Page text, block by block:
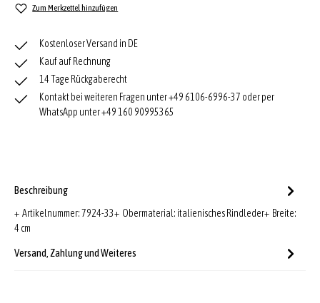
Zum Merkzettel hinzufügen
Kostenloser Versand in DE
Kauf auf Rechnung
14 Tage Rückgaberecht
Kontakt bei weiteren Fragen unter +49 6106-6996-37 oder per
WhatsApp unter +49 160 90995365
Beschreibung
+ Artikelnummer: 7924-33+ Obermaterial: italienisches Rindleder+ Breite:
4 cm
Versand, Zahlung und Weiteres